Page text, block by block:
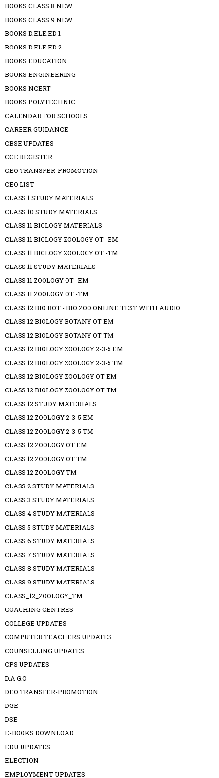
BOOKS CLASS 8 NEW
BOOKS CLASS 9 NEW
BOOKS D.ELE.ED 1
BOOKS D.ELE.ED 2
BOOKS EDUCATION
BOOKS ENGINEERING
BOOKS NCERT
BOOKS POLYTECHNIC
CALENDAR FOR SCHOOLS
CAREER GUIDANCE
CBSE UPDATES
CCE REGISTER
CEO TRANSFER-PROMOTION
CEO LIST
CLASS 1 STUDY MATERIALS
CLASS 10 STUDY MATERIALS
CLASS 11 BIOLOGY MATERIALS
CLASS 11 BIOLOGY ZOOLOGY OT -EM
CLASS 11 BIOLOGY ZOOLOGY OT -TM
CLASS 11 STUDY MATERIALS
CLASS 11 ZOOLOGY OT -EM
CLASS 11 ZOOLOGY OT -TM
CLASS 12 BIO BOT - BIO ZOO ONLINE TEST WITH AUDIO
CLASS 12 BIOLOGY BOTANY OT EM
CLASS 12 BIOLOGY BOTANY OT TM
CLASS 12 BIOLOGY ZOOLOGY 2-3-5 EM
CLASS 12 BIOLOGY ZOOLOGY 2-3-5 TM
CLASS 12 BIOLOGY ZOOLOGY OT EM
CLASS 12 BIOLOGY ZOOLOGY OT TM
CLASS 12 STUDY MATERIALS
CLASS 12 ZOOLOGY 2-3-5 EM
CLASS 12 ZOOLOGY 2-3-5 TM
CLASS 12 ZOOLOGY OT EM
CLASS 12 ZOOLOGY OT TM
CLASS 12 ZOOLOGY TM
CLASS 2 STUDY MATERIALS
CLASS 3 STUDY MATERIALS
CLASS 4 STUDY MATERIALS
CLASS 5 STUDY MATERIALS
CLASS 6 STUDY MATERIALS
CLASS 7 STUDY MATERIALS
CLASS 8 STUDY MATERIALS
CLASS 9 STUDY MATERIALS
CLASS_12_ZOOLOGY_TM
COACHING CENTRES
COLLEGE UPDATES
COMPUTER TEACHERS UPDATES
COUNSELLING UPDATES
CPS UPDATES
D.A G.O
DEO TRANSFER-PROMOTION
DGE
DSE
E-BOOKS DOWNLOAD
EDU UPDATES
ELECTION
EMPLOYMENT UPDATES